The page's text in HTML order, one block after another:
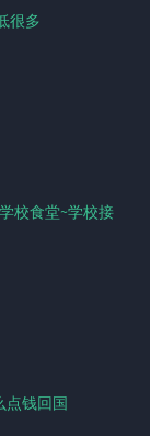
很多
校食堂~学校接
点钱回国